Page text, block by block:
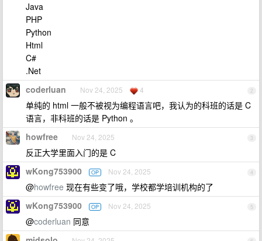
Java
PHP
Python
Html
C#
.Net
2
coderluan Nov 24, 2025 4
单纯的 html 一般不被视为编程语言吧，我认为的科班的话是 C
语言，非科班的话是 Python 。
3
howfree Nov 24, 2025
反正大学里面入门的是 C
4
wKong753900 OP Nov 24, 2025
@howfree 现在有些变了哦，学校都学培训机构的了
5
wKong753900 OP Nov 24, 2025
@coderluan 同意